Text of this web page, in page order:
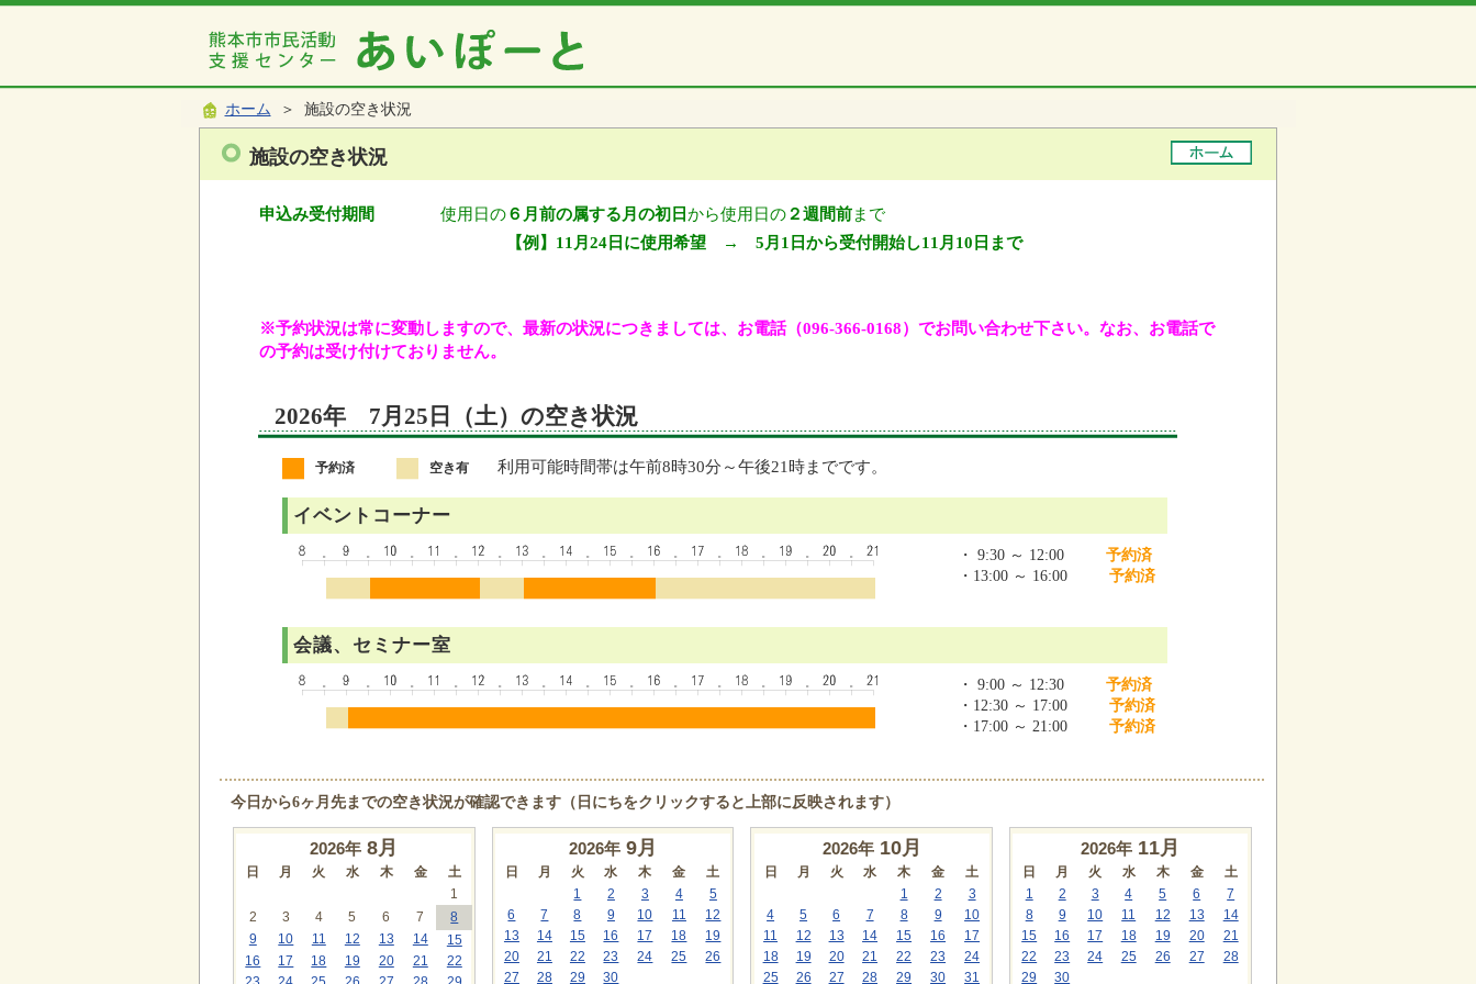
ホーム ＞ 施設の空き状況
施設の空き状況
申込み受付期間 使用日の６月前の属する月の初日から使用日の ２週間前まで
【例】11月24日に使用希望 → 5月1日から受付開始し11月10日まで
※予約状況は常に変動しますので、最新の状況につきましては、お電話（096-366-0168）でお問い合わせ下さい。なお、お電話で
の予約は受け付けておりません。
2026年 7月25日（土）の空き状況
予約済 空き有 利用可能時間帯は午前8時30分～午後21時までです。
イベントコーナー
・ 9:30 ～ 12:00
予約済
・13:00 ～ 16:00
予約済
会議、セミナー室
・ 9:00 ～ 12:30
予約済
・12:30 ～ 17:00
予約済
・17:00 ～ 21:00
予約済
今日から6ヶ月先までの空き状況が確認できます（日にちをクリックすると上部に反映されます）
2026年 8月
日 月 火 水 木 金
土
1
2
3 4 5 6 7
8
9
10 11 12 13 14
15
16
17 18 19 20 21
22
2026年 9月
日 月 火 水 木 金
土
1
2 3 4
5
6
7 8 9 10 11
12
13
14 15 16 17 18
19
20
21 22 23 24 25
26
27
28 29 30
2026年 10月
日 月 火 水 木 金
土
1
2
3
4
5 6 7 8 9
10
11
12 13 14 15 16
17
18
19 20 21 22 23
24
25
26 27 28 29 30 31
2026年 11月
日 月 火 水 木 金
土
1
2 3 4 5 6
7
8
9 10 11 12 13
14
15
16 17 18 19 20
21
22
23 24 25 26 27
28
29
30